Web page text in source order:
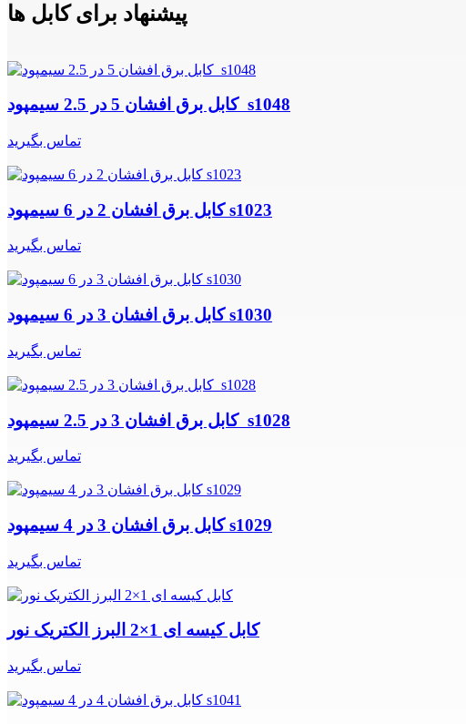
پیشنهاد برای کابل ها
کابل برق افشان 5 در 2.5 سیمپود s1048
تماس بگیرید
کابل برق افشان 2 در 6 سیمپود s1023
تماس بگیرید
کابل برق افشان 3 در 6 سیمپود s1030
تماس بگیرید
کابل برق افشان 3 در 2.5 سیمپود s1028
تماس بگیرید
کابل برق افشان 3 در 4 سیمپود s1029
تماس بگیرید
کابل کیسه ای 1×2 البرز الکتریک نور
تماس بگیرید